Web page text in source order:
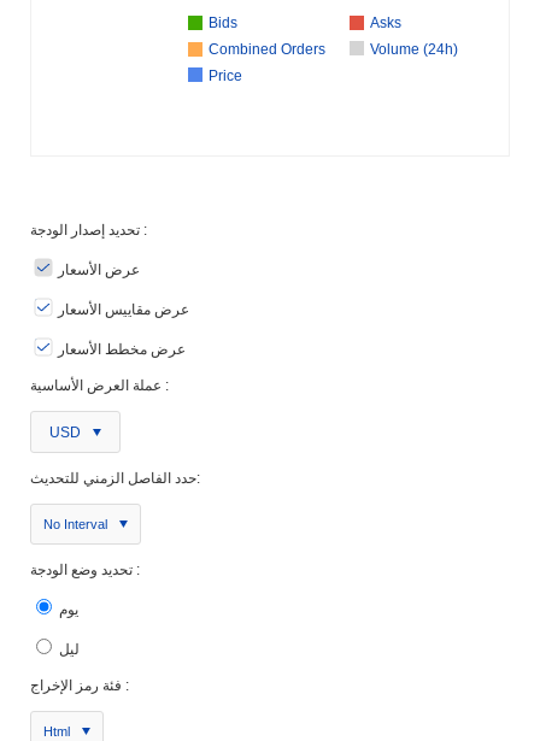
Bids
Asks
Combined Orders
Volume (24h)
Price
تحديد إصدار الودجة :
عرض الأسعار
عرض مقاييس الأسعار
عرض مخطط الأسعار
عملة العرض الأساسية :
USD
حدد الفاصل الزمني للتحديث:
No Interval
تحديد وضع الودجة :
يوم
ليل
فئة رمز الإخراج :
Html